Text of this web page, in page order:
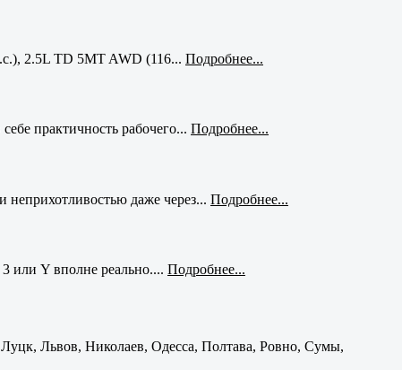
2.5L TD 5MT AWD (116... Подробнее...
практичность рабочего... Подробнее...
даже через... Подробнее...
или Y вполне реально.... Подробнее...
Львов, Николаев, Одесса, Полтава, Ровно, Сумы,